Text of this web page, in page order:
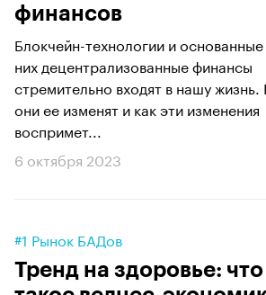
финансов
Блокчейн-технологии и
них децентрализованные финансы
стремительно входят в нашу жизнь.
они ее изменят и как эти изменения
воспримет...
6 октября 2023
#1 Рынок БАДов
Тренд на здоровье: что